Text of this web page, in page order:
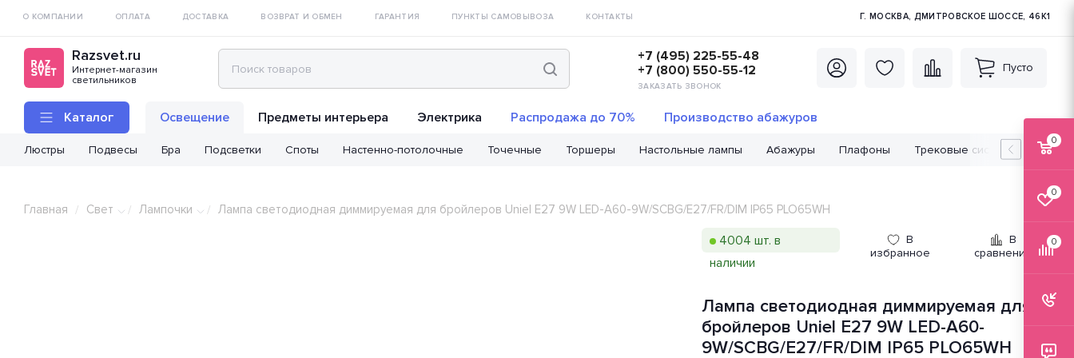
О КОМПАНИИ ОПЛАТА ДОСТАВКА ВОЗВРАТ И ОБМЕН ГАРАНТИЯ ПУНКТЫ САМОВЫВОЗА КОНТАКТЫ Г. МОСКВА, ДМИТРОВСКОЕ ШОССЕ, 46К1
Razsvet.ru
Интернет-магазин
светильников
+7 (495) 225-55-48
+7 (800) 550-55-12
ЗАКАЗАТЬ ЗВОНОК
Пусто
Каталог Освещение
Люстры Подвесы Бра Подсветки Споты Настенно-потолочные Точечные Торшеры Настольные лампы Абажуры Плафоны Трековые системы
Предметы интерьера Электрика Распродажа до 70% Производство абажуров
Главная / Свет / Лампочки / Лампа светодиодная диммируемая для бройлеров Uniel E27 9W LED-A60-9W/SCBG/E27/FR/DIM IP65 PLO65WH
4004 шт. в
наличии
В
избранное
В
сравнение
Лампа светодиодная диммируемая для
бройлеров Uniel E27 9W LED-A60-
9W/SCBG/E27/FR/DIM IP65 PLO65WH
0
0
0